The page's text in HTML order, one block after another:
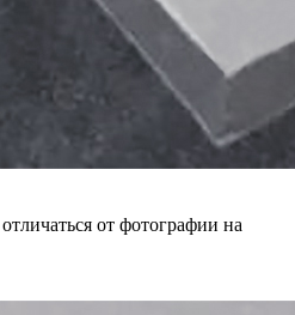
от фотографии на